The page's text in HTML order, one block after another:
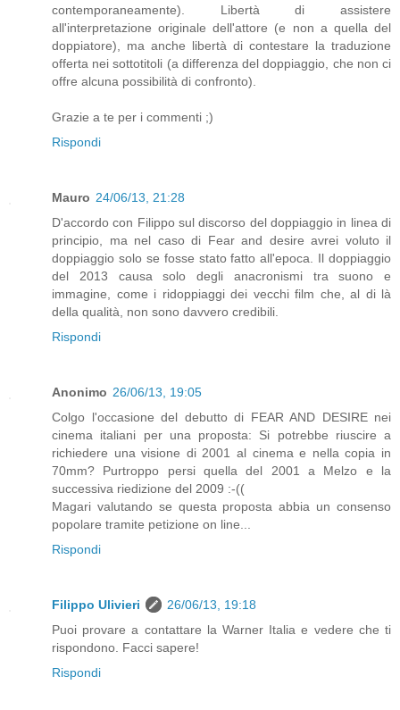
contemporaneamente). Libertà di assistere
all'interpretazione originale dell'attore (e non a quella del
doppiatore), ma anche libertà di contestare la traduzione
offerta nei sottotitoli (a differenza del doppiaggio, che non ci
offre alcuna possibilità di confronto).
Grazie a te per i commenti ;)
Rispondi
Mauro 24/06/13, 21:28
D'accordo con Filippo sul discorso del doppiaggio in linea di
principio, ma nel caso di Fear and desire avrei voluto il
doppiaggio solo se fosse stato fatto all'epoca. Il doppiaggio
del 2013 causa solo degli anacronismi tra suono e
immagine, come i ridoppiaggi dei vecchi film che, al di là
della qualità, non sono davvero credibili.
Rispondi
Anonimo 26/06/13, 19:05
Colgo l'occasione del debutto di FEAR AND DESIRE nei
cinema italiani per una proposta: Si potrebbe riuscire a
richiedere una visione di 2001 al cinema e nella copia in
70mm? Purtroppo persi quella del 2001 a Melzo e la
successiva riedizione del 2009 :-((
Magari valutando se questa proposta abbia un consenso
popolare tramite petizione on line...
Rispondi
Filippo Ulivieri
26/06/13, 19:18
Puoi provare a contattare la Warner Italia e vedere che ti
rispondono. Facci sapere!
Rispondi